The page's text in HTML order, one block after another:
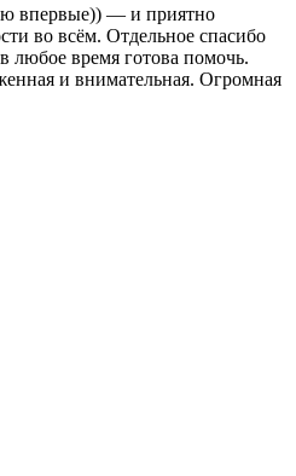
впервые)) — и приятно
во всём. Отдельное спасибо
любое время готова помочь.
и внимательная. Огромная